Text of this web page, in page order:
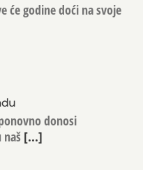
će godine doći na svoje
donosi
naš [...]